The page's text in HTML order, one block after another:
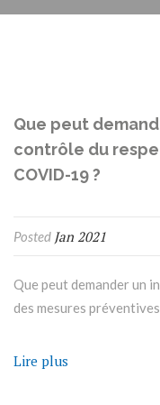
Que peut
contrôle du
COVID-19 ?
Posted Jan 2021
Que peut demander un
des mesures
Lire plus